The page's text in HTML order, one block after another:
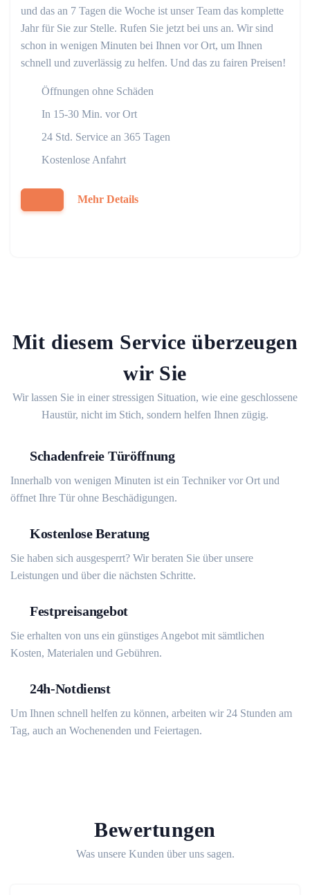
und das an 7 Tagen die Woche ist unser Team das komplette
Jahr für Sie zur Stelle. Rufen Sie jetzt bei uns an. Wir sind
schon in wenigen Minuten bei Ihnen vor Ort, um Ihnen
schnell und zuverlässig zu helfen. Und das zu fairen Preisen!
Öffnungen ohne Schäden
In 15-30 Min. vor Ort
24 Std. Service an 365 Tagen
Kostenlose Anfahrt
Mehr Details
Mit diesem Service überzeugen
wir Sie
Wir lassen Sie in einer stressigen Situation, wie eine geschlossene
Haustür, nicht im Stich, sondern helfen Ihnen zügig.
Schadenfreie Türöffnung
Innerhalb von wenigen Minuten ist ein Techniker vor Ort und
öffnet Ihre Tür ohne Beschädigungen.
Kostenlose Beratung
Sie haben sich ausgesperrt? Wir beraten Sie über unsere
Leistungen und über die nächsten Schritte.
Festpreisangebot
Sie erhalten von uns ein günstiges Angebot mit sämtlichen
Kosten, Materialen und Gebühren.
24h-Notdienst
Um Ihnen schnell helfen zu können, arbeiten wir 24 Stunden am
Tag, auch an Wochenenden und Feiertagen.
Bewertungen
Was unsere Kunden über uns sagen.